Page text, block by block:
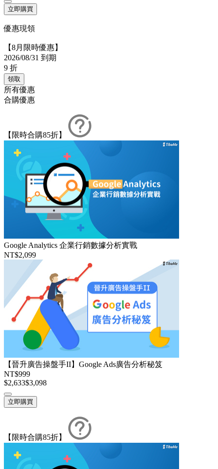
立即購買
優惠現領
【8月限時優惠】
2026/08/31 到期
9 折
領取
所有優惠
合購優惠
【限時合購85折】
Google Analytics 企業行銷數據分析實戰
NT$2,099
【晉升廣告操盤手II】Google Ads廣告分析秘笈
NT$999
$2,633$3,098
立即購買
【限時合購85折】